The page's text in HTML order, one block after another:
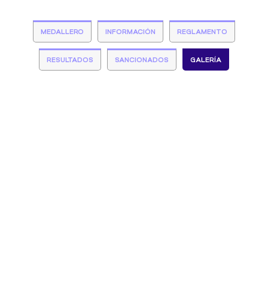
MEDALLERO INFORMACIÓN REGLAMENTO
RESULTADOS SANCIONADOS GALERÍA